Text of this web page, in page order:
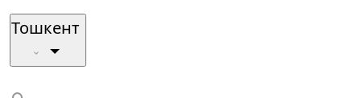
Тошкент